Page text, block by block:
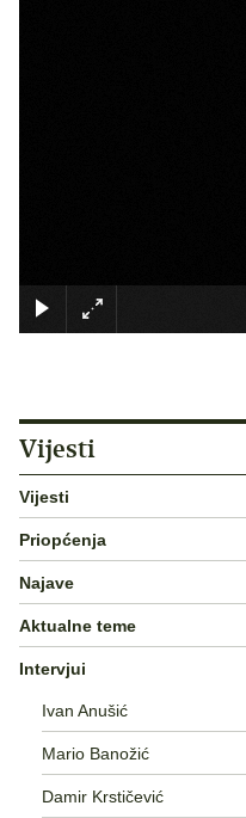
Vijesti
Vijesti
Priopćenja
Najave
Aktualne teme
Intervjui
Ivan Anušić
Mario Banožić
Damir Krstičević